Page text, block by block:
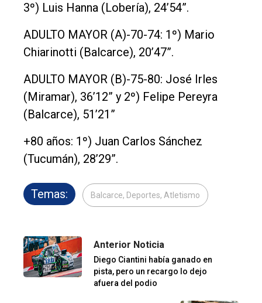
3º) Luis Hanna (Lobería), 24’54”.
ADULTO MAYOR (A)-70-74: 1º) Mario
Chiarinotti (Balcarce), 20’47”.
ADULTO MAYOR (B)-75-80: José Irles
(Miramar), 36’12” y 2º) Felipe Pereyra
(Balcarce), 51’21”
+80 años: 1º) Juan Carlos Sánchez
(Tucumán), 28’29”.
Temas: Balcarce, Deportes, Atletismo
Anterior Noticia
Diego Ciantini había ganado en
pista, pero un recargo lo dejo
afuera del podio